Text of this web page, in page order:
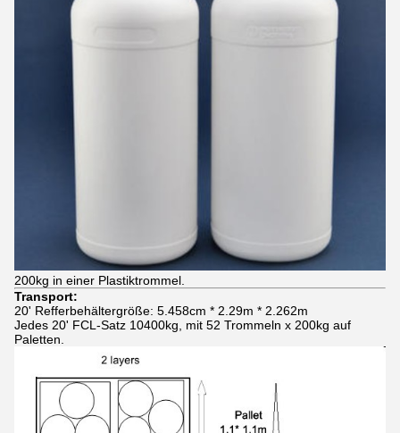
200kg in einer Plastiktrommel.
Transport:
20' Refferbehältergröße: 5.458cm * 2.29m * 2.262m
Jedes 20' FCL-Satz 10400kg, mit 52 Trommeln x 200kg auf
Paletten.